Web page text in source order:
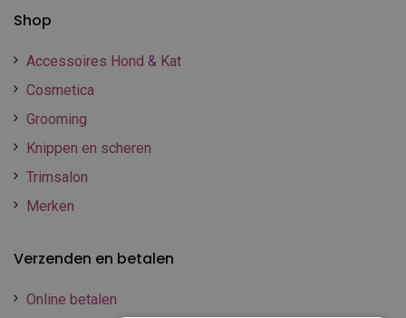
Shop
Accessoires Hond & Kat
Cosmetica
Grooming
Knippen en scheren
Trimsalon
Merken
Verzenden en betalen
Online betalen